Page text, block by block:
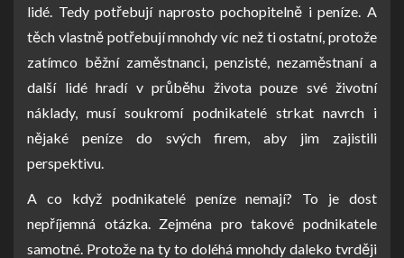
lidé. Tedy potřebují naprosto pochopitelně i peníze. A
těch vlastně potřebují mnohdy víc než ti ostatní, protože
zatímco běžní zaměstnanci, penzisté, nezaměstnaní a
další lidé hradí v průběhu života pouze své životní
náklady, musí soukromí podnikatelé strkat navrch i
nějaké peníze do svých firem, aby jim zajistili
perspektivu.
A co když podnikatelé peníze nemají? To je dost
nepříjemná otázka. Zejména pro takové podnikatele
samotné. Protože na ty to doléhá mnohdy daleko tvrději